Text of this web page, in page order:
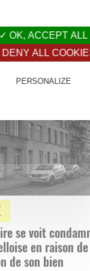
permet
l’abattage rituel
»
se voit
en raison de
de son bien
✓ OK, ACCEPT ALL
ALL
PERSONALIZE